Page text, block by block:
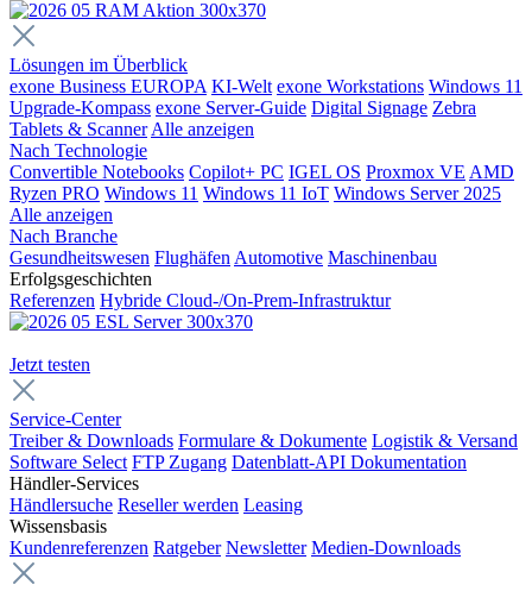
Lösungen im Überblick
exone Business EUROPA KI-Welt exone Workstations Windows 11
Upgrade-Kompass exone Server-Guide Digital Signage Zebra
Tablets & Scanner Alle anzeigen
Nach Technologie
Convertible Notebooks Copilot+ PC IGEL OS Proxmox VE AMD
Ryzen PRO Windows 11 Windows 11 IoT Windows Server 2025
Alle anzeigen
Nach Branche
Gesundheitswesen Flughäfen Automotive Maschinenbau
Erfolgsgeschichten
Referenzen Hybride Cloud-/On-Prem-Infrastruktur
Jetzt testen
Service-Center
Treiber & Downloads Formulare & Dokumente Logistik & Versand
Software Select FTP Zugang Datenblatt-API Dokumentation
Händler-Services
Händlersuche Reseller werden Leasing
Wissensbasis
Kundenreferenzen Ratgeber Newsletter Medien-Downloads